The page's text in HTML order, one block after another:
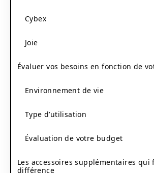
Cybex
Joie
Évaluer vos besoins en fonction de
Environnement de vie
Type d’utilisation
Évaluation de votre budget
Les accessoires supplémentaires qui
différence